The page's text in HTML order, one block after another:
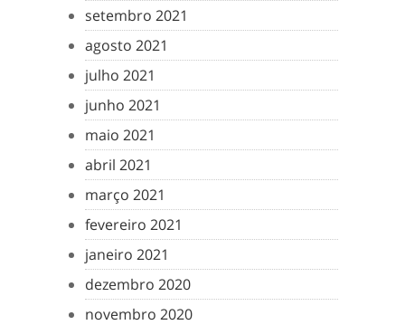
setembro 2021
agosto 2021
julho 2021
junho 2021
maio 2021
abril 2021
março 2021
fevereiro 2021
janeiro 2021
dezembro 2020
novembro 2020